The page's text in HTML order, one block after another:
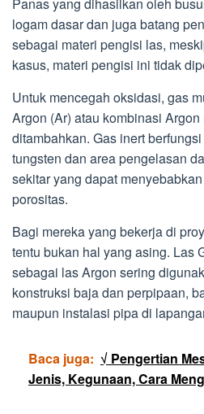
logam dasar dan juga batang
sebagai materi pengisi las,
kasus, materi pengisi ini tidak
Untuk mencegah oksidasi, gas
Argon (Ar) atau kombinasi
ditambahkan. Gas inert
tungsten dan area pengelasan
sekitar yang dapat
porositas.
Bagi mereka yang bekerja di
tentu bukan hal yang asing. Las
sebagai las Argon sering
konstruksi baja dan perpipaan,
maupun instalasi pipa di
Baca juga: √ Pengertian
Jenis, Kegunaan, Cara